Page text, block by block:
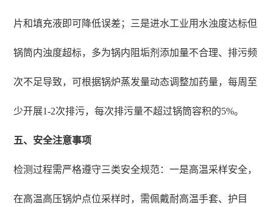
片和填充液即可降低误差；三是进水工业用水浊度达标但
锅筒内浊度超标，多为锅内阻垢剂添加量不合理、排污频
次不足导致，可根据锅炉蒸发量动态调整加药量，每周至
少开展1-2次排污，每次排污量不超过锅筒容积的5%。
五、安全注意事项
检测过程需严格遵守三类安全规范：一是高温采样安全，
在高温高压锅炉点位采样时，需佩戴耐高温手套、护目